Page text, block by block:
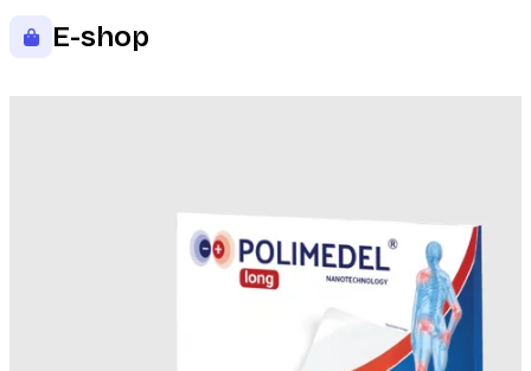
E-shop